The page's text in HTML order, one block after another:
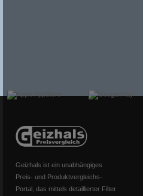
Geizhals ist ein unabhängiges
Preis- und Produktvergleichs-
Portal, das mittels detaillierter Filter